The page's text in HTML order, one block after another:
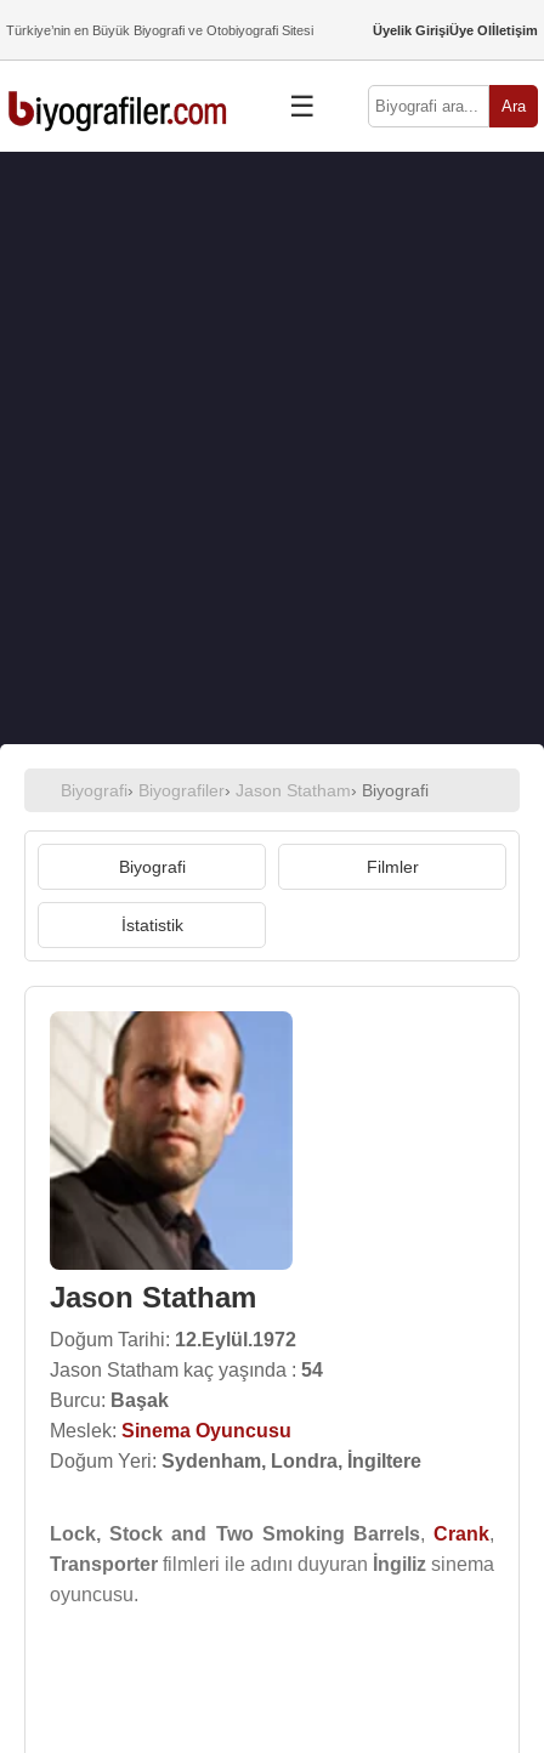
Türkiye’nin en Büyük Biyografi ve Otobiyografi Sitesi Üyelik GirişiÜye Olİletişim
☰ Ara
Biyografi› Biyografiler› Jason Statham› Biyografi
Biyografi Filmler
İstatistik
Jason Statham
Doğum Tarihi: 12.Eylül.1972
Jason Statham kaç yaşında : 54
Burcu: Başak
Meslek: Sinema Oyuncusu
Doğum Yeri: Sydenham, Londra, İngiltere
Lock, Stock and Two Smoking Barrels,Crank,
Transporter filmleri ile adını duyuran İngiliz sinema
oyuncusu.